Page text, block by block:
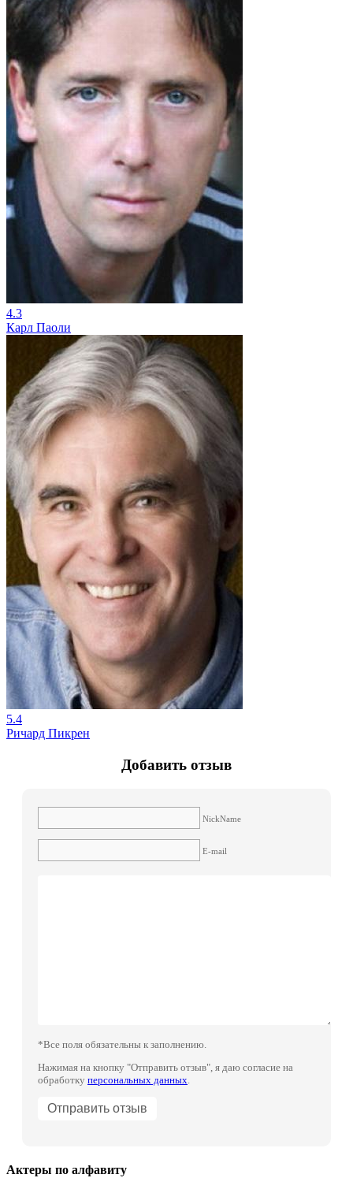
4.3
Карл Паоли
5.4
Ричард Пикрен
Добавить отзыв
NickName
E-mail
*Все поля обязательны к заполнению.
Нажимая на кнопку "Отправить отзыв", я даю согласие на
обработку персональных данных
Актеры по алфавиту